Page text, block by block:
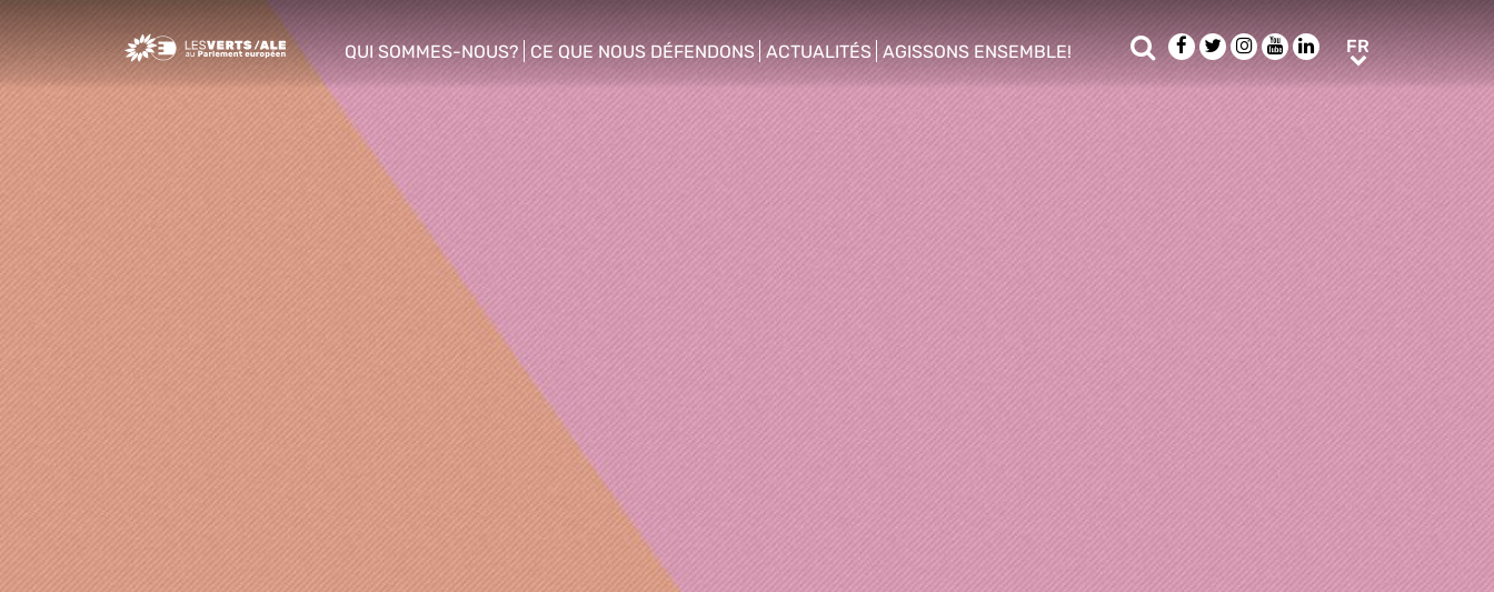
Greens/EFA Home
QUI SOMMES-NOUS?
show/hide sub menu
CE QUE NOUS DÉFENDONS
show/hide sub menu
ACTUALITÉS
show/hide sub menu
AGISSONS ENSEMBLE!
show/hide sub menu
Rechercher
Facebook
TwitterInstagram
YoutubeLinkedIn
FR FR